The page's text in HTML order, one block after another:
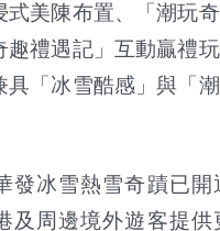
式美陳布置、「潮玩
趣禮遇記」互動贏禮
具「冰雪酷感」與「
冰雪熱雪奇蹟已開
及周邊境外遊客提供